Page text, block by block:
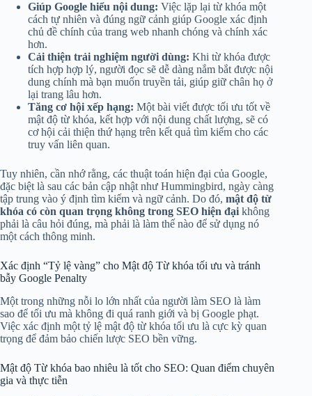
Giúp Google hiểu nội dung: Việc lặp lại từ khóa một
cách tự nhiên và đúng ngữ cảnh giúp Google xác định
chủ đề chính của trang web nhanh chóng và chính xác
hơn.
Cải thiện trải nghiệm người dùng: Khi từ khóa được
tích hợp hợp lý, người đọc sẽ dễ dàng nắm bắt được nội
dung chính mà bạn muốn truyền tải, giúp giữ chân họ ở
lại trang lâu hơn.
Tăng cơ hội xếp hạng: Một bài viết được tối ưu tốt về
mật độ từ khóa, kết hợp với nội dung chất lượng, sẽ có
cơ hội cải thiện thứ hạng trên kết quả tìm kiếm cho các
truy vấn liên quan.
Tuy nhiên, cần nhớ rằng, các thuật toán hiện đại của Google,
đặc biệt là sau các bản cập nhật như Hummingbird, ngày càng
tập trung vào ý định tìm kiếm và ngữ cảnh. Do đó, mật độ từ
khóa có còn quan trọng không trong SEO hiện đại không
phải là câu hỏi đúng, mà phải là làm thế nào để sử dụng nó
một cách thông minh.
Xác định “Tỷ lệ vàng” cho Mật độ Từ khóa tối ưu và tránh
bẫy Google Penalty
Một trong những nỗi lo lớn nhất của người làm SEO là làm
sao để tối ưu mà không đi quá ranh giới và bị Google phạt.
Việc xác định một tỷ lệ mật độ từ khóa tối ưu là cực kỳ quan
trọng để đảm bảo chiến lược SEO bền vững.
Mật độ Từ khóa bao nhiêu là tốt cho SEO: Quan điểm chuyên
gia và thực tiễn